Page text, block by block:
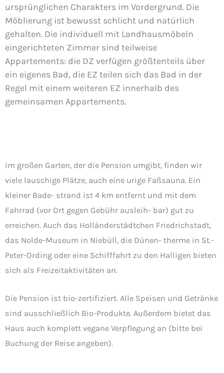
ursprünglichen Charakters im Vordergrund. Die
Möblierung ist bewusst schlicht und natürlich
gehalten. Die individuell mit Landhausmöbeln
eingerichteten Zimmer sind teilweise
Appartements: die DZ verfügen größtenteils über
ein eigenes Bad, die EZ teilen sich das Bad in der
Regel mit einem weiteren EZ innerhalb des
gemeinsamen Appartements.
Im großen Garten, der die Pension umgibt, finden wir
viele lauschige Plätze, auch eine urige Faßsauna. Ein
kleiner Bade- strand ist 4 km entfernt und mit dem
Fahrrad (vor Ort gegen Gebühr ausleih- bar) gut zu
erreichen. Auch das Holländerstädtchen Friedrichstadt,
das Nolde-Museum in Niebüll, die Dünen- therme in St.-
Peter-Ording oder eine Schifffahrt zu den Halligen bieten
sich als Freizeitaktivitäten an.
Die Pension ist bio-zertifiziert. Alle Speisen und Getränke
sind ausschließlich Bio-Produkte. Außerdem bietet das
Haus auch komplett vegane Verpflegung an (bitte bei
Buchung der Reise angeben).